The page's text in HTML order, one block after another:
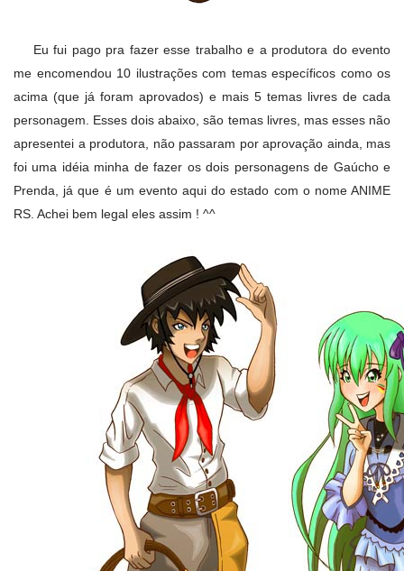
Eu fui pago pra fazer esse trabalho e a produtora do evento
me encomendou 10 ilustrações com temas específicos como os
acima (que já foram aprovados) e mais 5 temas livres de cada
personagem. Esses dois abaixo, são temas livres, mas esses não
apresentei a produtora, não passaram por aprovação ainda, mas
foi uma idéia minha de fazer os dois personagens de Gaúcho e
Prenda, já que é um evento aqui do estado com o nome ANIME
RS. Achei bem legal eles assim ! ^^